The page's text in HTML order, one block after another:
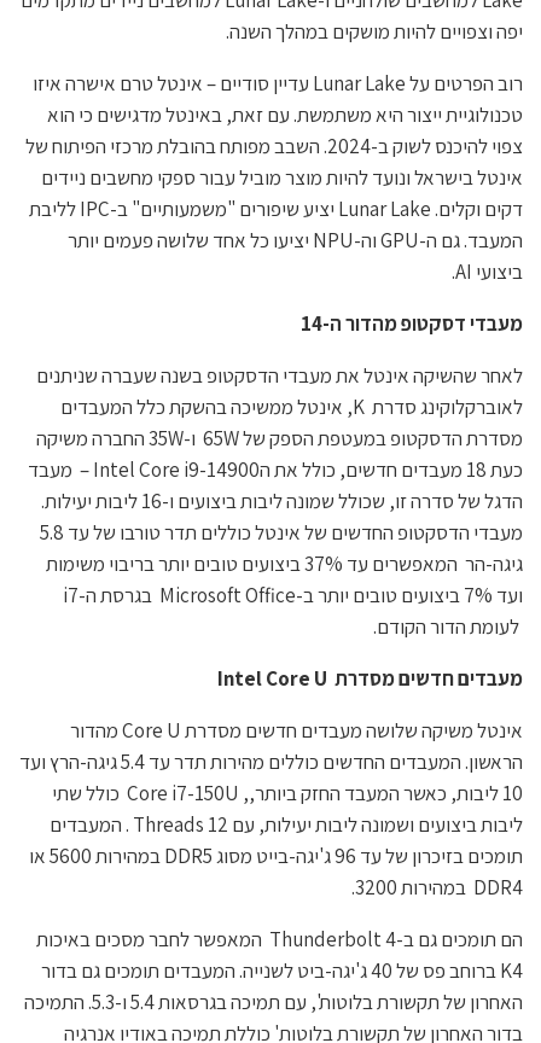
יפה וצפויים להיות מושקים במהלך השנה.
רוב הפרטים על Lunar Lake עדיין סודיים – אינטל טרם אישרה איזו
טכנולוגיית ייצור היא משתמשת. עם זאת, באינטל מדגישים כי הוא
צפוי להיכנס לשוק ב-2024. השבב מפותח בהובלת מרכזי הפיתוח של
אינטל בישראל ונועד להיות מוצר מוביל עבור ספקי מחשבים ניידים
דקים וקלים. Lunar Lake יציע שיפורים "משמעותיים" ב-IPC לליבת
המעבד. גם ה-GPU וה-NPU יציעו כל אחד שלושה פעמים יותר
ביצועי AI.
מעבדי דסקטופ מהדור ה-14
לאחר שהשיקה אינטל את מעבדי הדסקטופ בשנה שעברה שניתנים
לאוברקלוקינג סדרת K, אינטל ממשיכה בהשקת כלל המעבדים
מסדרת הדסקטופ במעטפת הספק של 65W ו-35W החברה משיקה
כעת 18 מעבדים חדשים, כולל את הIntel Core i9-14900 – מעבד
הדגל של סדרה זו, שכולל שמונה ליבות ביצועים ו-16 ליבות יעילות.
מעבדי הדסקטופ החדשים של אינטל כוללים תדר טורבו של עד 5.8
גיגה-הר המאפשרים עד 37% ביצועים טובים יותר בריבוי משימות
ועד 7% ביצועים טובים יותר ב-Microsoft Office בגרסת ה-i7
לעומת הדור הקודם.
מעבדים חדשים מסדרת Intel Core U
אינטל משיקה שלושה מעבדים חדשים מסדרת Core U מהדור
הראשון. המעבדים החדשים כוללים מהירות תדר עד 5.4 גיגה-הרץ ועד
10 ליבות, כאשר המעבד החזק ביותר,, Core i7-150U כולל שתי
ליבות ביצועים ושמונה ליבות יעילות, עם 12 Threads . המעבדים
תומכים בזיכרון של עד 96 ג'יגה-בייט מסוג DDR5 במהירות 5600 או
DDR4 במהירות 3200.
הם תומכים גם ב-Thunderbolt 4 המאפשר לחבר מסכים באיכות
K4 ברוחב פס של 40 ג'יגה-ביט לשנייה. המעבדים תומכים גם בדור
האחרון של תקשורת בלוטות', עם תמיכה בגרסאות 5.4 ו-5.3. התמיכה
בדור האחרון של תקשורת בלוטות' כוללת תמיכה באודיו אנרגיה